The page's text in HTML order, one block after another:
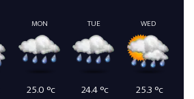
MON
25.0 °c
TUE
24.4°c
WED
25.3 °c